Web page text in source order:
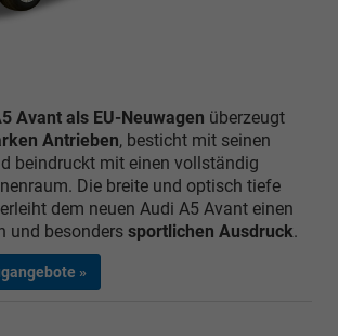
Avant als EU-Neuwagen überzeugt
Antrieben, besticht mit seinen
beindruckt mit einen vollständig
Die breite und optisch tiefe
dem neuen Audi A5 Avant einen
und besonders sportlichen Ausdruck.
»